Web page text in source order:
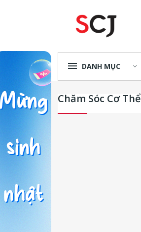
DANH MỤC
Chăm Sóc Cơ Thể